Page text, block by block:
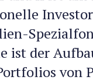
ist der
von